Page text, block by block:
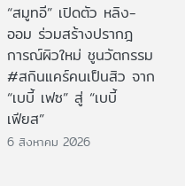
“สมูทอี” เปิดตัว หลิง-
ออม ร่วมสร้างปรากฎ
การณ์ผิวใหม่ ชูนวัตกรรม
#สกินแคร์คนเป็นสิว จาก
“เบบี้ เฟซ” สู่ “เบบี้
เฟียส”
6 สิงหาคม 2026